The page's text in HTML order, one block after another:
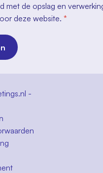
met de opslag en
deze website. *
-